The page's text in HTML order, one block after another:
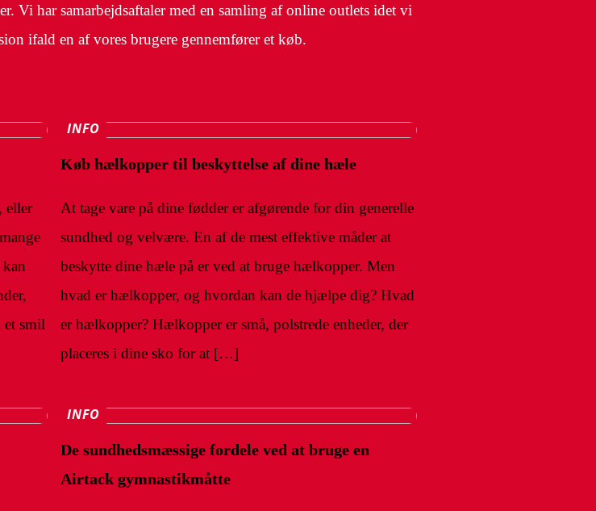
Vi har samarbejdsaftaler med en samling af online outlets idet vi
ifald en af vores brugere gennemfører et køb.
eller
et smil
INFO
Køb hælkopper til beskyttelse af dine hæle
At tage vare på dine fødder er afgørende for din generelle
sundhed og velvære. En af de mest effektive måder at
beskytte dine hæle på er ved at bruge hælkopper. Men
hvad er hælkopper, og hvordan kan de hjælpe dig? Hvad
er hælkopper? Hælkopper er små, polstrede enheder, der
placeres i dine sko for at […]
INFO
De sundhedsmæssige fordele ved at bruge en
Airtack gymnastikmåtte